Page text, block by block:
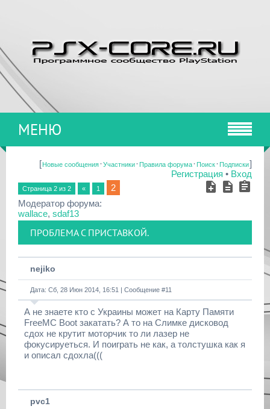
МЕНЮ
[Новые сообщения·Участники·Правила форума·Поиск·Подписки]
Регистрация • Вход
Страница 2 из 2 « 1
2
Модератор форума:
wallace, sdaf13
ПРОБЛЕМА С ПРИСТАВКОЙ.
nejiko
Дата: Сб, 28 Июн 2014, 16:51 | Сообщение #11
А не знаете кто с Украины может на Карту Памяти
FreeMC Boot закатать? А то на Слимке дисковод
сдох не крутит моторчик то ли лазер не
фокусируеться. И поиграть не как, а толстушка как я
и описал сдохла(((
pvc1